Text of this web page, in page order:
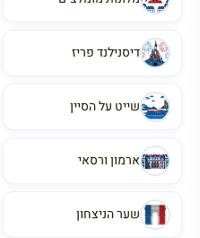
דיסנילנד פריז
שייט על הסיין
ארמון ורסאי
שער הניצחון